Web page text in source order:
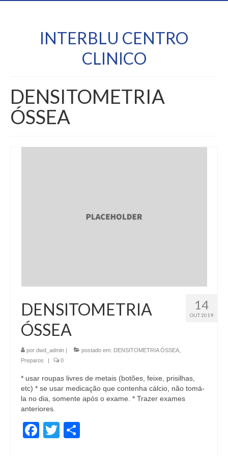
INTERBLU CENTRO
CLINICO
DENSITOMETRIA
ÓSSEA
14
OUT 2019
DENSITOMETRIA
ÓSSEA
por dwd_admin | postado em: DENSITOMETRIA ÓSSEA
Preparos
| 0
* usar roupas livres de metais (botões, feixe, prisilhas,
etc) * se usar medicação que contenha cálcio, não tomá-
la no dia, somente após o exame. * Trazer exames
anteriores.
Facebook
Twitter